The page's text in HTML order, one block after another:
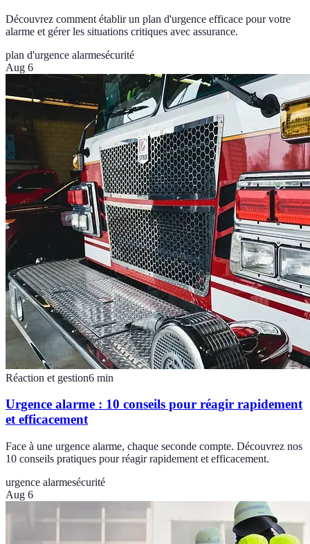
Découvrez comment établir un plan d'urgence efficace pour votre
alarme et gérer les situations critiques avec assurance.
plan d'urgence alarmesécurité
Aug 6
Réaction et gestion6 min
Urgence alarme : 10 conseils pour réagir rapidement
et efficacement
Face à une urgence alarme, chaque seconde compte. Découvrez nos
10 conseils pratiques pour réagir rapidement et efficacement.
urgence alarmesécurité
Aug 6